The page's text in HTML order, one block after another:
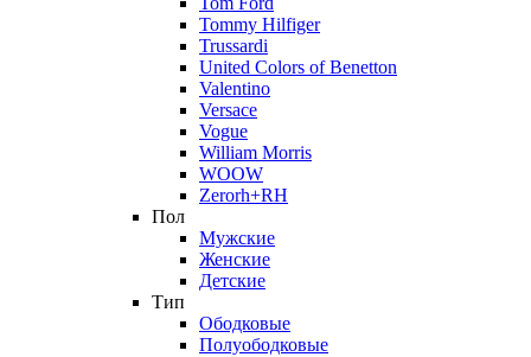
Tommy Hilfiger
Trussardi
United Colors of Benetton
Valentino
Versace
Vogue
William Morris
WOOW
Zerorh+RH
Пол
Мужские
Женские
Детские
Тип
Ободковые
Полуободковые